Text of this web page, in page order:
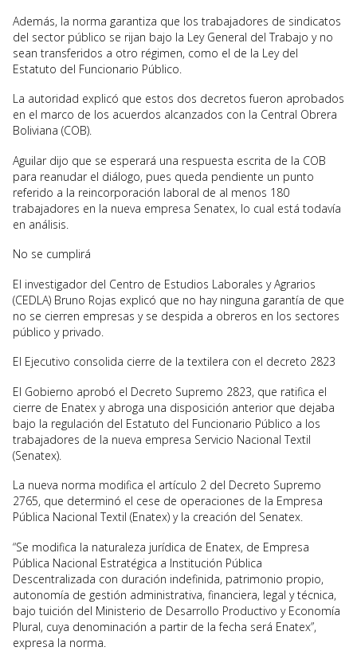
Además, la norma garantiza que los trabajadores de sindicatos
del sector público se rijan bajo la Ley General del Trabajo y no
sean transferidos a otro régimen, como el de la Ley del
Estatuto del Funcionario Público.
La autoridad explicó que estos dos decretos fueron aprobados
en el marco de los acuerdos alcanzados con la Central Obrera
Boliviana (COB).
Aguilar dijo que se esperará una respuesta escrita de la COB
para reanudar el diálogo, pues queda pendiente un punto
referido a la reincorporación laboral de al menos 180
trabajadores en la nueva empresa Senatex, lo cual está todavía
en análisis.
No se cumplirá
El investigador del Centro de Estudios Laborales y Agrarios
(CEDLA) Bruno Rojas explicó que no hay ninguna garantía de que
no se cierren empresas y se despida a obreros en los sectores
público y privado.
El Ejecutivo consolida cierre de la textilera con el decreto 2823
El Gobierno aprobó el Decreto Supremo 2823, que ratifica el
cierre de Enatex y abroga una disposición anterior que dejaba
bajo la regulación del Estatuto del Funcionario Público a los
trabajadores de la nueva empresa Servicio Nacional Textil
(Senatex).
La nueva norma modifica el artículo 2 del Decreto Supremo
2765, que determinó el cese de operaciones de la Empresa
Pública Nacional Textil (Enatex) y la creación del Senatex.
“Se modifica la naturaleza jurídica de Enatex, de Empresa
Pública Nacional Estratégica a Institución Pública
Descentralizada con duración indefinida, patrimonio propio,
autonomía de gestión administrativa, financiera, legal y técnica,
bajo tuición del Ministerio de Desarrollo Productivo y Economía
Plural, cuya denominación a partir de la fecha será Enatex”,
expresa la norma.